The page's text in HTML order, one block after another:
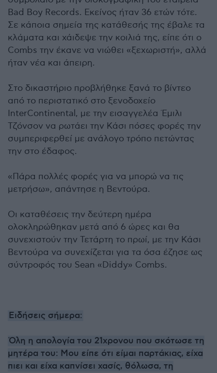
Bad Boy Records. Εκείνος ήταν 36 ετών τότε.
Σε κάποια σημεία της κατάθεσής της έβαλε τα
κλάματα και χάιδεψε την κοιλιά της, είπε ότι ο
Combs την έκανε να νιώθει «ξεχωριστή», αλλά
ήταν νέα και άπειρη.
Στο δικαστήριο προβλήθηκε ξανά το βίντεο
από το περιστατικό στο ξενοδοχείο
InterContinental, με την εισαγγελέα Έμιλι
Τζόνσον να ρωτάει την Κάσι πόσες φορές την
συμπεριφερθεί με ανάλογο τρόπο πετώντας
την στο έδαφος.
«Πάρα πολλές φορές για να μπορώ να τις
μετρήσω», απάντησε η Βεντούρα.
Οι καταθέσεις την δεύτερη ημέρα
ολοκληρώθηκαν μετά από 6 ώρες και θα
συνεχιστούν την Τετάρτη το πρωί, με την Κάσι
Βεντούρα να συνεχίζεται για τα όσα έζησε ως
σύντροφός του Sean «Diddy» Combs.
Ειδήσεις σήμερα:
Όλη η απολογία του 21χρονου που σκότωσε τη
μητέρα του: Μου είπε ότι είμαι παρτάκιας, είχα
πιει και είχα καπνίσει χασίς, θόλωσα, τη